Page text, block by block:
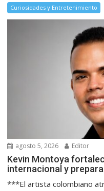
Curiosidades y Entretenimiento
agosto 5, 2026 Editor
Kevin Montoya
internacional y
***El artista colombiano